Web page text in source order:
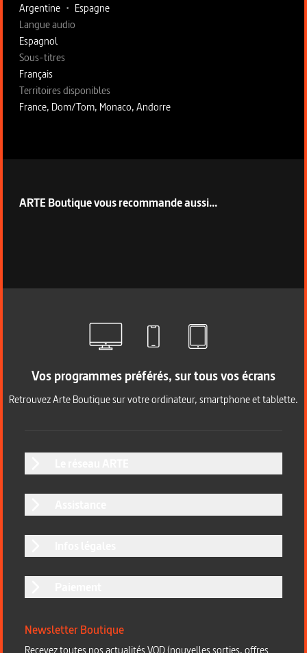
Argentine • Espagne
Langue audio
Espagnol
Sous-titres
Français
Territoires disponibles
France, Dom/Tom, Monaco, Andorre
ARTE Boutique vous recommande aussi...
Vos programmes préférés, sur tous vos écrans
Retrouvez Arte Boutique sur votre ordinateur, smartphone et tablette.
Newsletter Boutique